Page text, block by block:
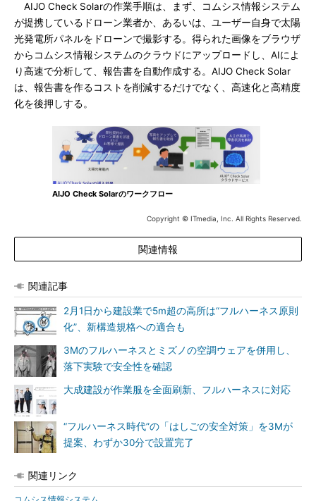
AIJO Check Solarの作業手順は、まず、コムシス情報システム
が提携しているドローン業者か、あるいは、ユーザー自身で太陽
光発電所パネルをドローンで撮影する。得られた画像をブラウザ
からコムシス情報システムのクラウドにアップロードし、AIによ
り高速で分析して、報告書を自動作成する。AIJO Check Solar
は、報告書を作るコストを削減するだけでなく、高速化と高精度
化を後押しする。
AIJO Check Solarのワークフロー
Copyright © ITmedia, Inc. All Rights Reserved.
関連情報
関連記事
2月1日から建設業で5m超の高所は“フルハーネス原則
化”、新構造規格への適合も
3Mのフルハーネスとミズノの空調ウェアを併用し、
落下実験で安全性を確認
大成建設が作業服を全面刷新、フルハーネスに対応
“フルハーネス時代”の「はしごの安全対策」を3Mが
提案、わずか30分で設置完了
関連リンク